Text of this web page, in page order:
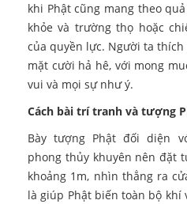
khi Phật cũng mang theo
khỏe và trường thọ hoặc
của quyền lực. Người ta
mặt cười hả hê, với mong
vui và mọi sự như ý.
Cách bài trí tranh và tượng
Bày tượng Phật đối diện
phong thủy khuyên nên đặt
khoảng 1m, nhìn thẳng ra
là giúp Phật biến toàn bộ